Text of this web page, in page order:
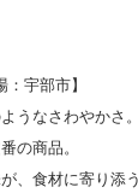
：宇部市】
うなさわやかさ。
の商品。
、食材に寄り添